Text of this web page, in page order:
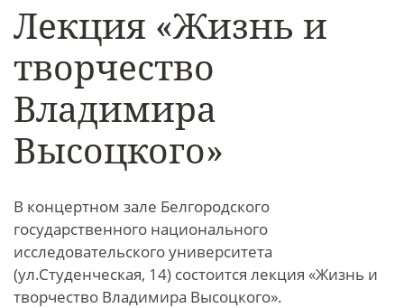
Лекция «Жизнь и
творчество
Владимира
Высоцкого»
В концертном зале Белгородского
государственного национального
исследовательского университета
(ул.Студенческая, 14) состоится лекция «Жизнь и
творчество Владимира Высоцкого».